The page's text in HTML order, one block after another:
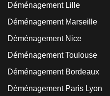
Déménagement Lille
Déménagement Marseille
Déménagement Nice
Déménagement Toulouse
Déménagement Bordeaux
Déménagement Paris Lyon